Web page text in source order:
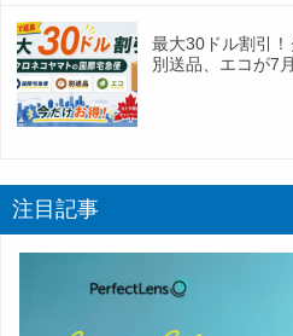
最大30ドル割引！
別送品、エコが7
注目記事